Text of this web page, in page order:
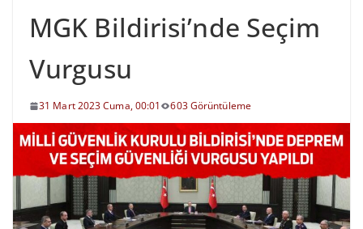
MGK Bildirisi’nde Seçim
Vurgusu
31 Mart 2023 Cuma, 00:01 603 Görüntüleme